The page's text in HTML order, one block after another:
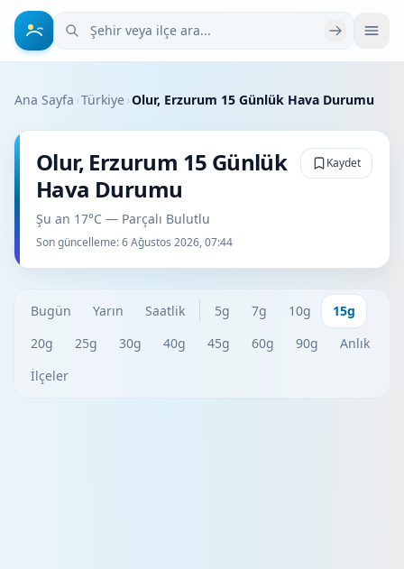
Şehir veya ilçe ara
Ana Sayfa ›Türkiye›Olur, Erzurum 15 Günlük Hava Durumu
Olur, Erzurum 15 Günlük
Hava Durumu
Şu an 17°C — Parçalı Bulutlu
Son güncelleme:6 Ağustos 2026, 07:44
Kaydet
Bugün Yarın Saatlik 5g 7g 10g
15g
20g
25g 30g 40g 45g 60g 90g
Anlık
İlçeler